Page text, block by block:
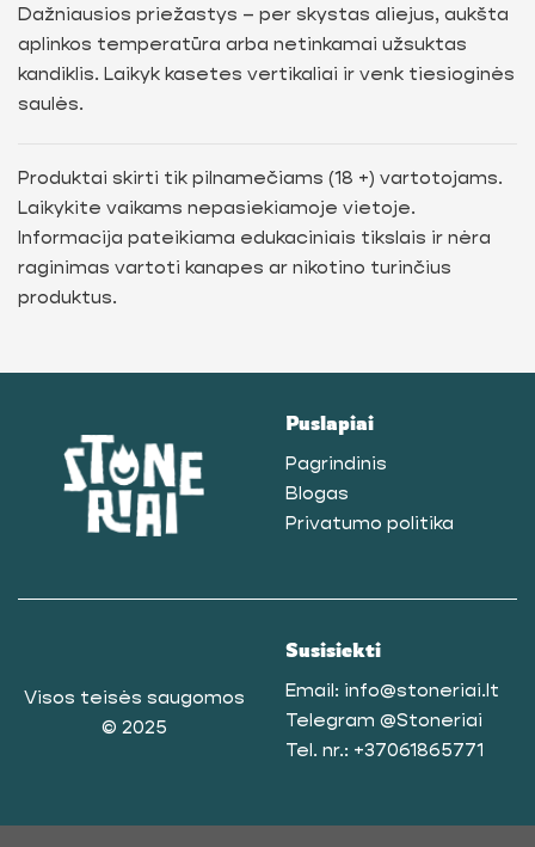
Dažniausios priežastys – per skystas aliejus, aukšta
aplinkos temperatūra arba netinkamai užsuktas
kandiklis. Laikyk kasetes vertikaliai ir venk tiesioginės
saulės.
Produktai skirti tik pilnamečiams (18 +) vartotojams.
Laikykite vaikams nepasiekiamoje vietoje.
Informacija pateikiama edukaciniais tikslais ir nėra
raginimas vartoti kanapes ar nikotino turinčius
produktus.
Puslapiai
Pagrindinis
Blogas
Privatumo politika
Visos teisės saugomos
© 2025
Susisiekti
Email: info@stoneriai.lt
Telegram @Stoneriai
Tel. nr.: +37061865771